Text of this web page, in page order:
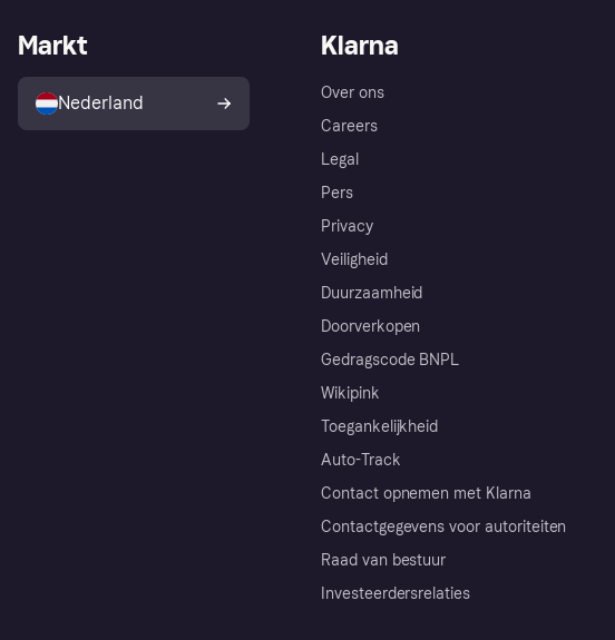
Klarna
Over ons
Careers
Legal
Pers
Privacy
Veiligheid
Duurzaamheid
Doorverkopen
Gedragscode BNPL
Wikipink
Toegankelijkheid
Auto-Track
Contact opnemen met Klarna
Contactgegevens voor autoriteiten
Raad van bestuur
Investeerdersrelaties
Markt
Nederland